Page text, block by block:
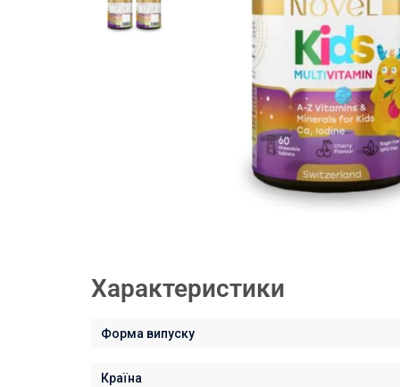
Характеристики
Форма випуску
Країна